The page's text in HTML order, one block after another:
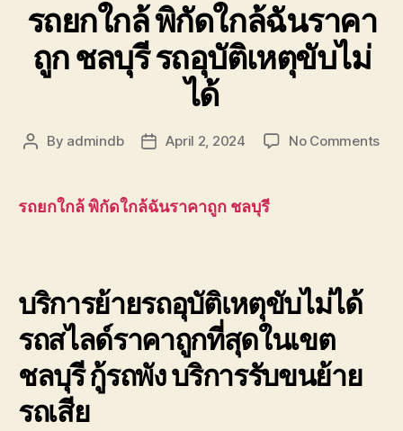
รถยกใกล้ พิกัดใกล้ฉันราคา
ถูก ชลบุรี รถอุบัติเหตุขับไม่
ได้
Post
By admindb
PostApril 2, 2024 No Commentson
รถยกใกล้ พิกัดใกล้ฉันราคาถูก ชลบุรี
บริการย้ายรถอุบัติเหตุขับไม่ได้
รถสไลด์ราคาถูกที่สุดในเขต
ชลบุรี กู้รถพัง บริการรับขนย้าย
รถเสีย